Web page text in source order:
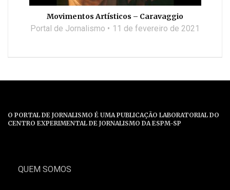
Movimentos Artísticos – Caravaggio
Portal de Jornalismo 11 de fevereiro de 2021
O PORTAL DE JORNALISMO É UMA PUBLICAÇÃO LABORATORIAL DO
CENTRO EXPERIMENTAL DE JORNALISMO DA ESPM-SP
QUEM SOMOS